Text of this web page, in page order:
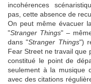
incohérences
pas, cette absence de
On peut même évacuer
"Stranger Things" –
dans "Stranger Things")
Fear Street ne travail que
constitué le point de
seulement à la musique
avec des citations